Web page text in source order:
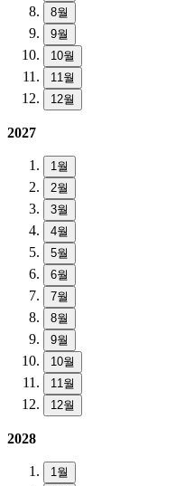
8월
9월
10월
11월
12월
2027
1월
2월
3월
4월
5월
6월
7월
8월
9월
10월
11월
12월
2028
1월